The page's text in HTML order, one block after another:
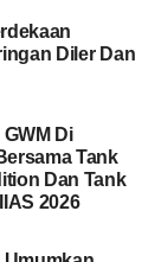
Diler Dan
Di
Tank
Dan Tank
2026